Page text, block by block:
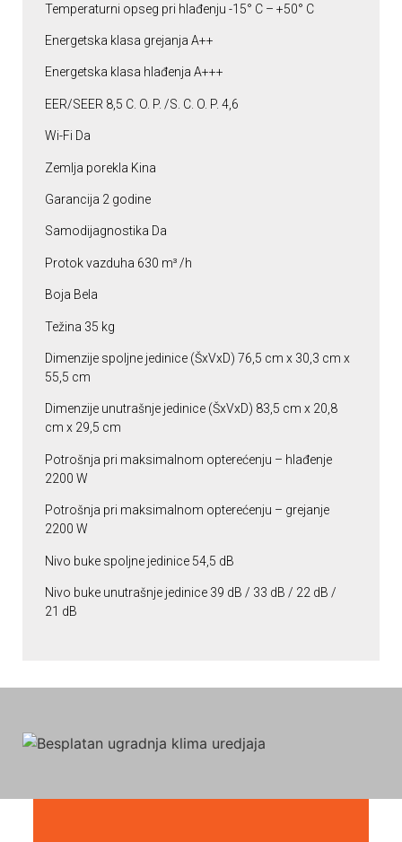
Temperaturni opseg pri hlađenju -15° C – +50° C
Energetska klasa grejanja A++
Energetska klasa hlađenja A+++
EER/SEER 8,5 C. O. P. /S. C. O. P. 4,6
Wi-Fi Da
Zemlja porekla Kina
Garancija 2 godine
Samodijagnostika Da
Protok vazduha 630 m³ /h
Boja Bela
Težina 35 kg
Dimenzije spoljne jedinice (ŠxVxD) 76,5 cm x 30,3 cm x
55,5 cm
Dimenzije unutrašnje jedinice (ŠxVxD) 83,5 cm x 20,8
cm x 29,5 cm
Potrošnja pri maksimalnom opterećenju – hlađenje
2200 W
Potrošnja pri maksimalnom opterećenju – grejanje
2200 W
Nivo buke spoljne jedinice 54,5 dB
Nivo buke unutrašnje jedinice 39 dB / 33 dB / 22 dB /
21 dB